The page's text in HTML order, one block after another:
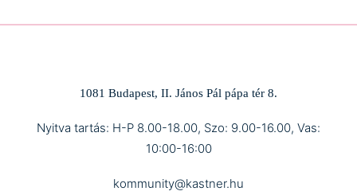
1081 Budapest, II. János Pál pápa tér 8.
Nyitva tartás: H-P 8.00-18.00, Szo: 9.00-16.00, Vas:
10:00-16:00
kommunity@kastner.hu